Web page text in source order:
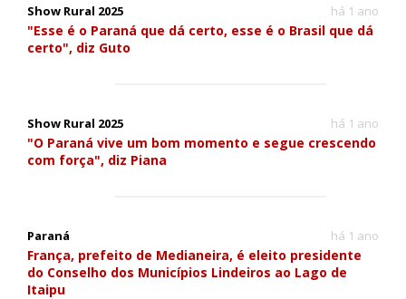
Show Rural 2025 há 1 ano
"Esse é o Paraná que dá certo, esse é o Brasil que dá
certo", diz Guto
Show Rural 2025 há 1 ano
"O Paraná vive um bom momento e segue crescendo
com força", diz Piana
Paraná há 1 ano
França, prefeito de Medianeira, é eleito presidente
do Conselho dos Municípios Lindeiros ao Lago de
Itaipu